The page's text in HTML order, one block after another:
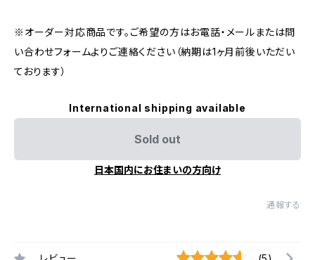
※オーダー対応商品です。ご希望の方はお電話・メールまたは問
い合わせフォームよりご連絡ください（納期は1ヶ月前後いただい
ております）
International shipping available
Sold out
日本国内にお住まいの方向け
通報する